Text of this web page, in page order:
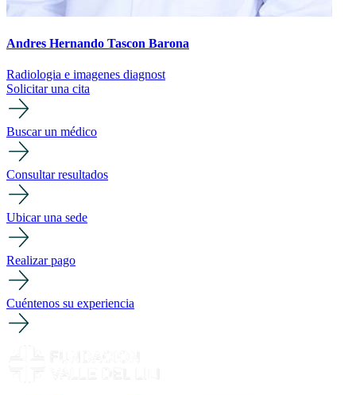
Andres Hernando Tascon Barona
Radiologia e imagenes diagnost
Solicitar una cita
Buscar un médico
Consultar resultados
Ubicar una sede
Realizar pago
Cuéntenos su experiencia